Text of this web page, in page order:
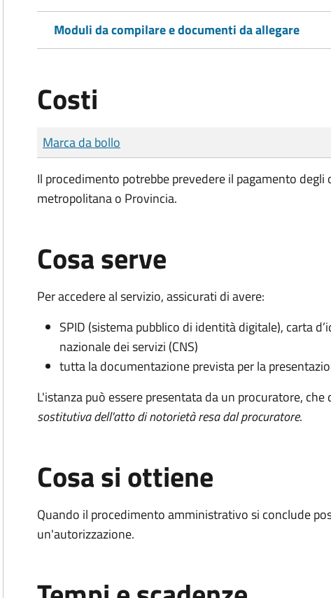
Moduli da compilare e documenti da allegare
Costi
Tipo di pagamento
Importo
Marca da bollo
Il procedimento potrebbe prevedere il pagamento
metropolitana o Provincia.
Cosa serve
Per accedere al servizio, assicurati di avere:
SPID (sistema pubblico di identità digitale), carta
nazionale dei servizi (CNS)
tutta la documentazione prevista per la
L'istanza può essere presentata da un procuratore,
sostitutiva dell'atto di notorietà resa dal procuratore.
Cosa si ottiene
Quando il procedimento amministrativo si conclude
un'autorizzazione.